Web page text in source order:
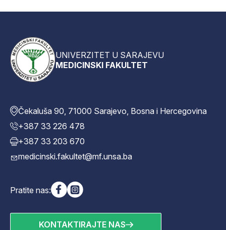
UNIVERZITET U SARAJEVU
MEDICINSKI FAKULTET
Čekaluša 90, 71000 Sarajevo, Bosna i Hercegovina
+387 33 226 478
+387 33 203 670
medicinski.fakultet@mf.unsa.ba
Pratite nas:
KONTAKTIRAJTE NAS